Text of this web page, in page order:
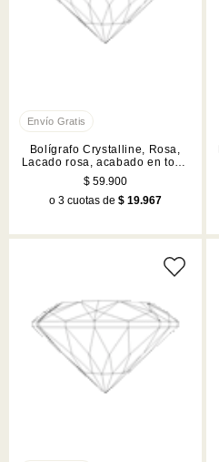
Bolígrafo Crystalline, Rosa,
Lacado rosa, acabado en tono
cromado
$ 59.900
o 3 cuotas de $ 19.967